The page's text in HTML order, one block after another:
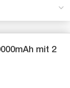
mit 2